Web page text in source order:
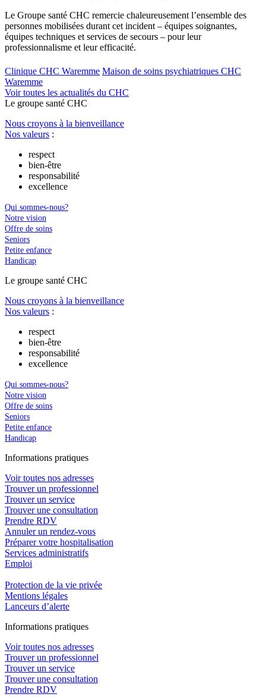
Le Groupe santé CHC remercie chaleureusement l’ensemble des
personnes mobilisées durant cet incident – équipes soignantes,
équipes techniques et services de secours – pour leur
professionnalisme et leur efficacité.
Clinique CHC Waremme Maison de soins psychiatriques CHC
Waremme
Voir toutes les actualités du CHC
Le groupe santé CHC
Nous croyons à la bienveillance
Nos valeurs :
respect
bien-être
responsabilité
excellence
Qui sommes-nous?
Notre vision
Offre de soins
Seniors
Petite enfance
Handicap
Le groupe santé CHC
Nous croyons à la bienveillance
Nos valeurs :
respect
bien-être
responsabilité
excellence
Qui sommes-nous?
Notre vision
Offre de soins
Seniors
Petite enfance
Handicap
Informations pratiques
Voir toutes nos adresses
Trouver un professionnel
Trouver un service
Trouver une consultation
Prendre RDV
Annuler un rendez-vous
Préparer votre hospitalisation
Services administratifs
Emploi​
Protection de la vie privée
Mentions légales
Lanceurs d’alerte
Informations pratiques
Voir toutes nos adresses
Trouver un professionnel
Trouver un service
Trouver une consultation
Prendre RDV